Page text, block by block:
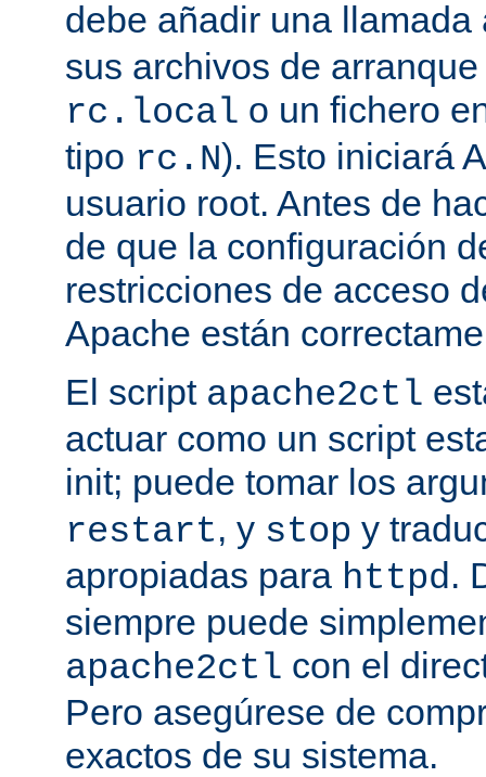
debe añadir una
sus archivos de
rc.local o un fichero
tipo rc.N). Esto iniciará
usuario root. Antes de
de que la configuración
restricciones de acceso
Apache están
El script apache2ctl
actuar como un script
init; puede tomar los
restart, y stop y
apropiadas para httpd.
siempre puede
apache2ctl con el
Pero asegúrese de
exactos de su sistema.